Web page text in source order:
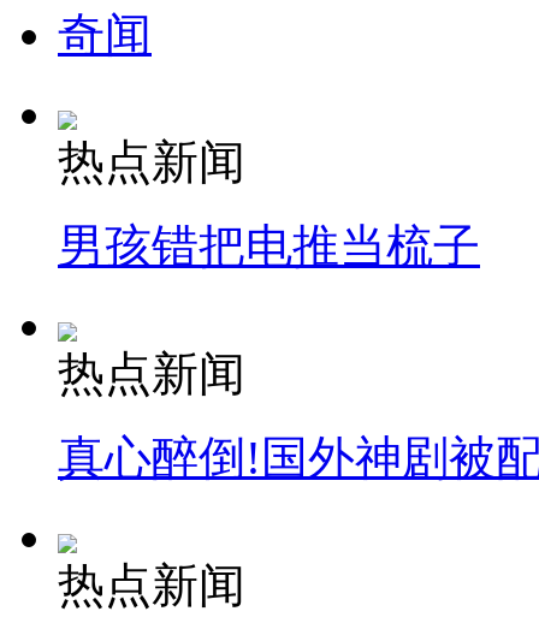
奇闻
热点新闻
男孩错把电推当梳子
热点新闻
真心醉倒!国外神剧被
热点新闻